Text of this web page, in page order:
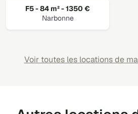
F5 - 84 m² - 1350 €
Narbonne
Voir toutes les locations de